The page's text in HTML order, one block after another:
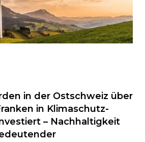
in der Ostschweiz über
in Klimaschutz-
– Nachhaltigkeit